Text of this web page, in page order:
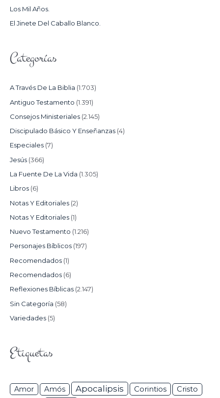
:Los Mil Años.
El Jinete Del Caballo Blanco.
Categorías
A Través De La Biblia (1.703)
Antiguo Testamento (1.391)
Consejos Ministeriales (2.145)
Discipulado Básico Y Enseñanzas (4)
Especiales (7)
Jesús (366)
La Fuente De La Vida (1.305)
Libros (6)
Notas Y Editoriales (2)
Notas Y Editoriales (1)
Nuevo Testamento (1.216)
Personajes Bíblicos (197)
Recomendados (1)
Recomendados (6)
Reflexiones Bíblicas (2.147)
Sin Categoría (58)
Variedades (5)
Etiquetas
Amor Amós Apocalipsis Corintios Cristo